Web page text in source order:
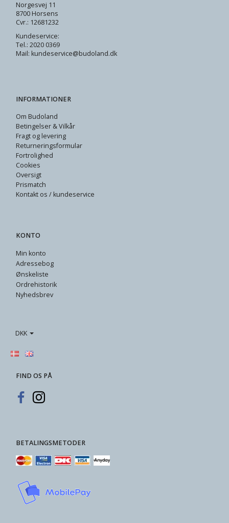
Norgesvej 11
8700 Horsens
Cvr.: 12681232
Kundeservice:
Tel.: 2020 0369
Mail: kundeservice@budoland.dk
INFORMATIONER
Om Budoland
Betingelser & Vilkår
Fragt og levering
Returneringsformular
Fortrolighed
Cookies
Oversigt
Prismatch
Kontakt os / kundeservice
KONTO
Min konto
Adressebog
Ønskeliste
Ordrehistorik
Nyhedsbrev
DKK
FIND OS PÅ
BETALINGSMETODER